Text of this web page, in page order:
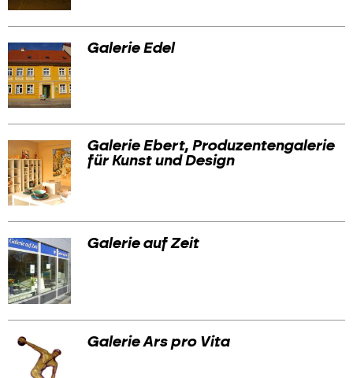
Galerie Edel
Galerie Ebert, Produzentengalerie
für Kunst und Design
Galerie auf Zeit
Galerie Ars pro Vita